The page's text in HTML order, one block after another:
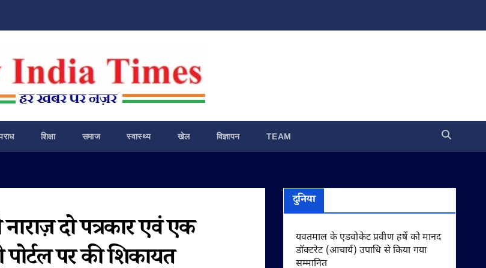
शिक्षा समाज स्वास्थ्य खेल विज्ञापन TEAM
दो पत्रकार एवं एक
पोर्टल पर की शिकायत
दुनिया
यवतमाल के एडवोकेट प्रवीण हर्षे को मानद
डॉक्टरेट (आचार्य) उपाधि से किया गया
सम्मानित